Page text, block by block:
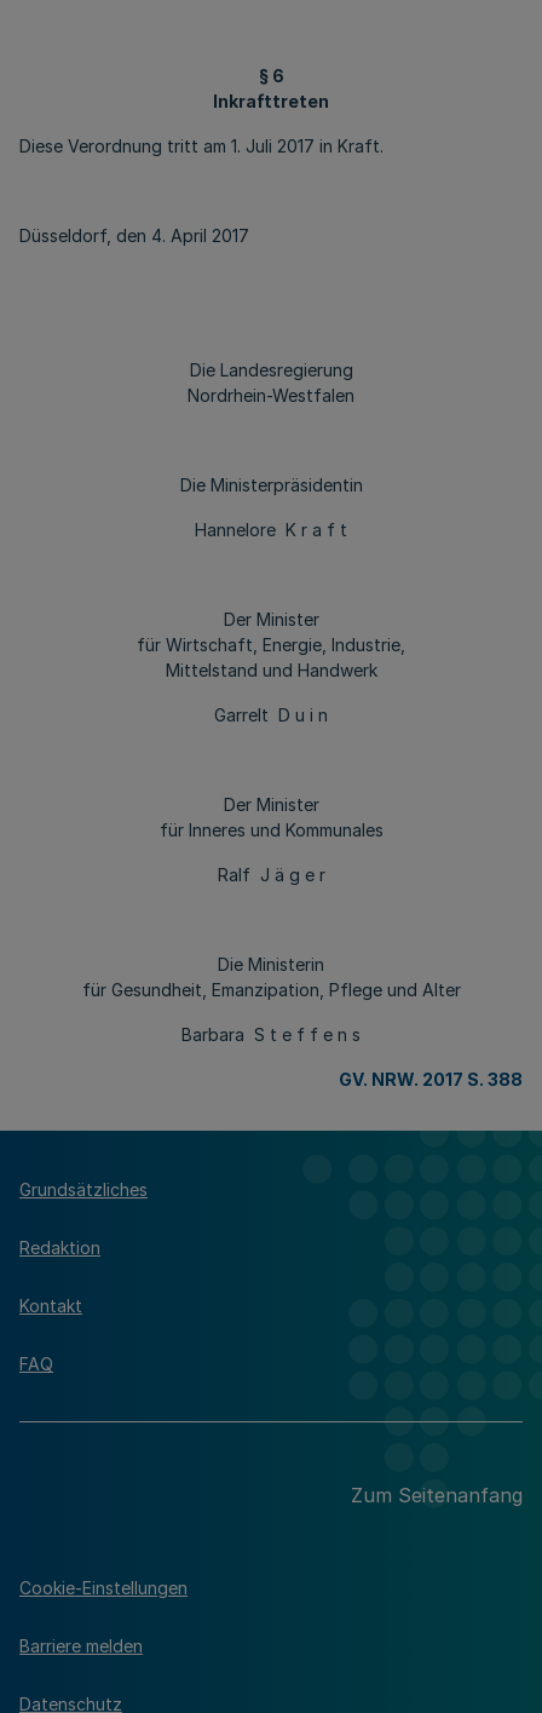
§ 6
Inkrafttreten
Diese Verordnung tritt am 1. Juli 2017 in Kraft.
Düsseldorf, den 4. April 2017
Die Landesregierung
Nordrhein-Westfalen
Die Ministerpräsidentin
Hannelore K r a f t
Der Minister
für Wirtschaft, Energie, Industrie,
Mittelstand und Handwerk
Garrelt D u i n
Der Minister
für Inneres und Kommunales
Ralf J ä g e r
Die Ministerin
für Gesundheit, Emanzipation, Pflege und Alter
Barbara S t e f f e n s
GV. NRW. 2017 S. 388
Grundsätzliches
Redaktion
Kontakt
FAQ
Zum Seitenanfang
Cookie-Einstellungen
Barriere melden
Datenschutz